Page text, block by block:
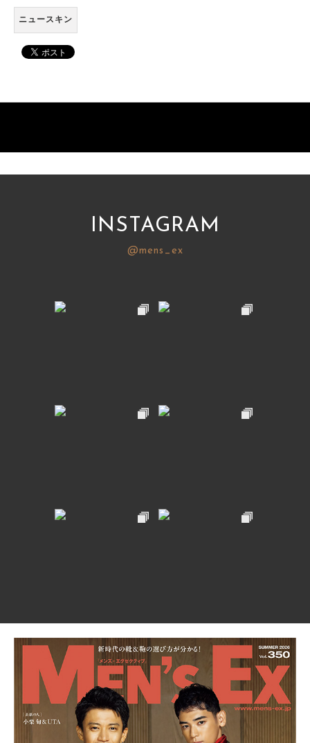
ニュースキン
INSTAGRAM
@mens_ex